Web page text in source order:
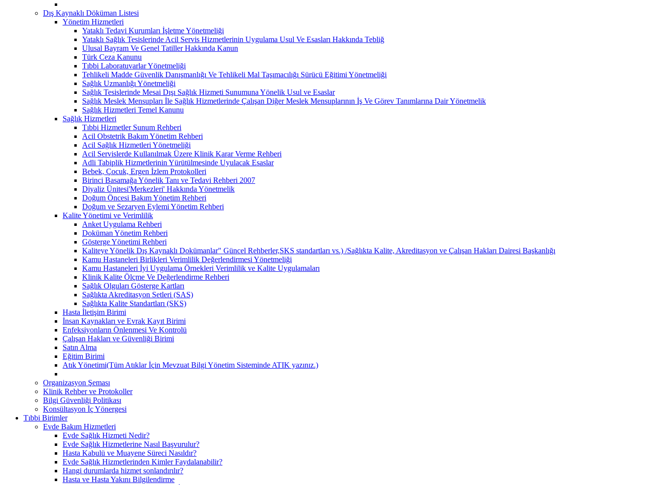
Dış Kaynaklı Döküman Listesi
Yönetim Hizmetleri
Yataklı Tedavi Kurumları İşletme Yönetmeliği
Yataklı Sağlık Tesislerinde Acil Servis Hizmetlerinin Uygulama Usul Ve Esasları Hakkında Tebliğ
Ulusal Bayram Ve Genel Tatiller Hakkında Kanun
Türk Ceza Kanunu
Tıbbi Laboratuvarlar Yönetmeliği
Tehlikeli Madde Güvenlik Danışmanlığı Ve Tehlikeli Mal Taşımacılığı Sürücü Eğitimi Yönetmeliği
Sağlık Uzmanlığı Yönetmeliği
Sağlık Tesislerinde Mesai Dışı Sağlık Hizmeti Sunumuna Yönelik Usul ve Esaslar
Sağlık Meslek Mensupları İle Sağlık Hizmetlerinde Çalışan Diğer Meslek Mensuplarının İş Ve Görev Tanımlarına Dair Yönetmelik
Sağlık Hizmetleri Temel Kanunu
Sağlık Hizmetleri
Tıbbi Hizmetler Sunum Rehberi
Acil Obstetrik Bakım Yönetim Rehberi
Acil Sağlık Hizmetleri Yönetmeliği
Acil Servislerde Kullanılmak Üzere Klinik Karar Verme Rehberi
Adli Tabiplik Hizmetlerinin Yürütülmesinde Uyulacak Esaslar
Bebek, Çocuk, Ergen İzlem Protokolleri
Birinci Basamağa Yönelik Tanı ve Tedavi Rehberi 2007
Diyaliz Ünitesi'Merkezleri' Hakkında Yönetmelik
Doğum Öncesi Bakım Yönetim Rehberi
Doğum ve Sezaryen Eylemi Yönetim Rehberi
Kalite Yönetimi ve Verimlilik
Anket Uygulama Rehberi
Doküman Yönetim Rehberi
Gösterge Yönetimi Rehberi
Kaliteye Yönelik Dış Kaynaklı Dokümanlar" Güncel Rehberler,SKS standartları vs.) /Sağlıkta Kalite, Akreditasyon ve Çalışan Hakları Dairesi Başkanlığı
Kamu Hastaneleri Birlikleri Verimlilik Değerlendirmesi Yönetmeliği
Kamu Hastaneleri İyi Uygulama Örnekleri Verimlilik ve Kalite Uygulamaları
Klinik Kalite Ölçme Ve Değerlendirme Rehberi
Sağlık Olguları Gösterge Kartları
Sağlıkta Akreditasyon Setleri (SAS)
Sağlıkta Kalite Standartları (SKS)
Hasta İletişim Birimi
İnsan Kaynakları ve Evrak Kayıt Birimi
Enfeksiyonların Önlenmesi Ve Kontrolü
Çalışan Hakları ve Güvenliği Birimi
Satın Alma
Eğitim Birimi
Atık Yönetimi(Tüm Atıklar İçin Mevzuat Bilgi Yönetim Sisteminde ATIK yazınız.)
Organizasyon Şeması
Klinik Rehber ve Protokoller
Bilgi Güvenliği Politikası
Konsültasyon İç Yönergesi
Tıbbi Birimler
Evde Bakım Hizmetleri
Evde Sağlık Hizmeti Nedir?
Evde Sağlık Hizmetlerine Nasıl Başvurulur?
Hasta Kabulü ve Muayene Süreci Nasıldır?
Evde Sağlık Hizmetlerinden Kimler Faydalanabilir?
Hangi durumlarda hizmet sonlandırılır?
Hasta ve Hasta Yakını Bilgilendirme